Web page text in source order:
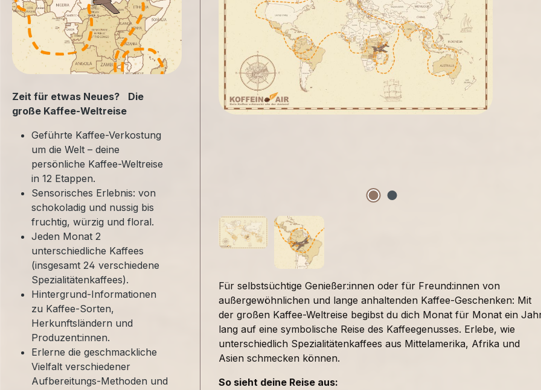
Zeit für etwas Neues? Die
große Kaffee-Weltreise
Geführte Kaffee-Verkostung
um die Welt – deine
persönliche Kaffee-Weltreise
in 12 Etappen.
Sensorisches Erlebnis: von
schokoladig und nussig bis
fruchtig, würzig und floral.
Jeden Monat 2
unterschiedliche Kaffees
(insgesamt 24 verschiedene
Spezialitätenkaffees).
Hintergrund-Informationen
zu Kaffee-Sorten,
Herkunftsländern und
Produzent:innen.
Erlerne die geschmackliche
Vielfalt verschiedener
Aufbereitungs-Methoden und
Für selbstsüchtige Genießer:innen oder für Freund:innen von
außergewöhnlichen und lange anhaltenden Kaffee-Geschenken: Mit
der großen Kaffee-Weltreise begibst du dich Monat für Monat ein
lang auf eine symbolische Reise des Kaffeegenusses. Erlebe, wie
unterschiedlich Spezialitätenkaffees aus Mittelamerika, Afrika und
Asien schmecken können.
So sieht deine Reise aus: